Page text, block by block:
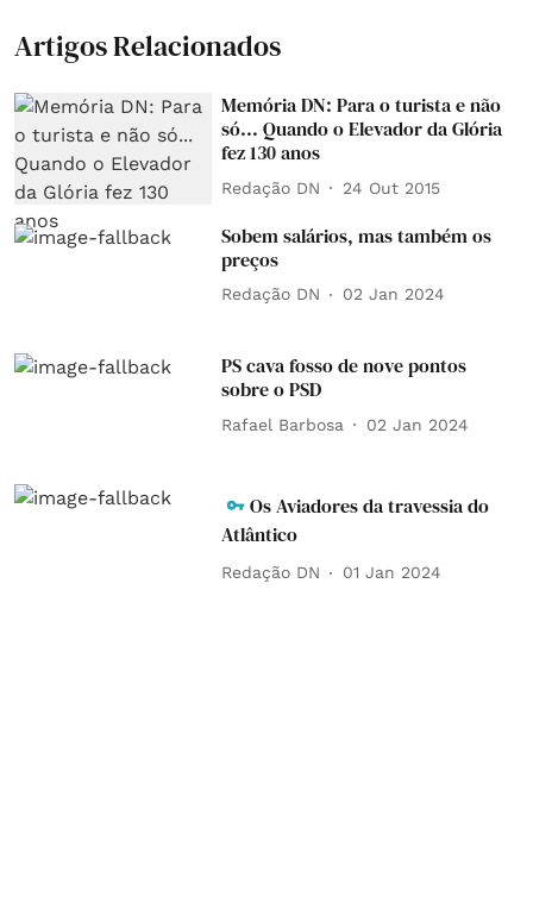
Artigos Relacionados
Memória DN: Para o turista e não
só... Quando o Elevador da Glória
fez 130 anos
Redação DN 24 Out 2015
Sobem salários, mas também os
preços
Redação DN 02 Jan 2024
PS cava fosso de nove pontos
sobre o PSD
Rafael Barbosa 02 Jan 2024
Os Aviadores da travessia do
Atlântico
Redação DN 01 Jan 2024